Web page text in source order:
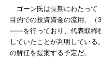
ゴーン氏は長期にわたって
目的での投資資金の流用、
――を行っており、代表取締
していたことが判明してい
の解任を提案する予定だ。